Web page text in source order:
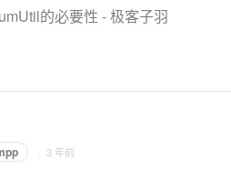
的必要性 - 极客子羽
· 3 年前